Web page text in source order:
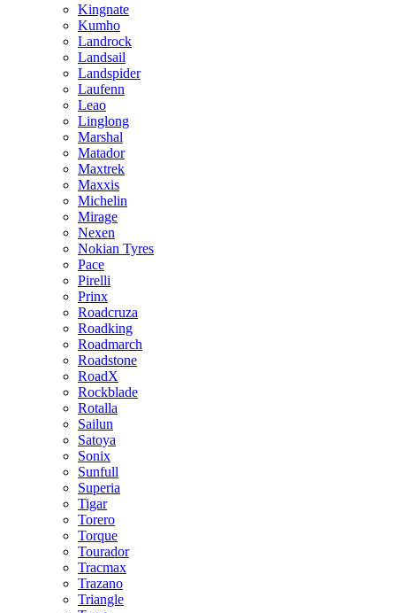
Kingnate
Kumho
Landrock
Landsail
Landspider
Laufenn
Leao
Linglong
Marshal
Matador
Maxtrek
Maxxis
Michelin
Mirage
Nexen
Nokian Tyres
Pace
Pirelli
Prinx
Roadcruza
Roadking
Roadmarch
Roadstone
RoadX
Rockblade
Rotalla
Sailun
Satoya
Sonix
Sunfull
Superia
Tigar
Torero
Torque
Tourador
Tracmax
Trazano
Triangle